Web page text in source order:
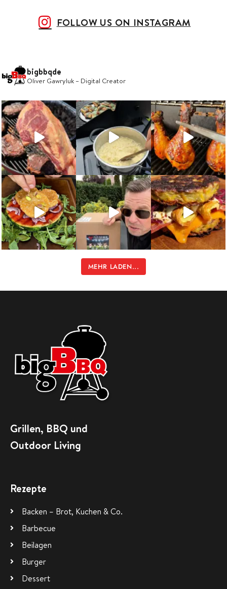
FOLLOW US ON INSTAGRAM
bigbbqde
Oliver Gawryluk – Digital Creator
MEHR LADEN...
Grillen, BBQ und
Outdoor Living
Rezepte
Backen – Brot, Kuchen & Co.
Barbecue
Beilagen
Burger
Dessert